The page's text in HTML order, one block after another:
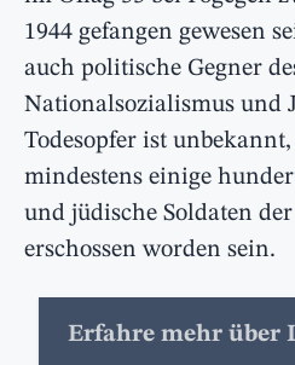
1944 gefangen gewesen
auch politische Gegner
Nationalsozialismus und
Todesopfer ist
mindestens einige
und jüdische Soldaten
erschossen worden sein.
Erfahre mehr über